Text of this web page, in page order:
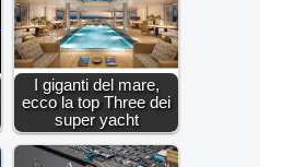
I giganti del mare,
ecco la top Three dei
super yacht